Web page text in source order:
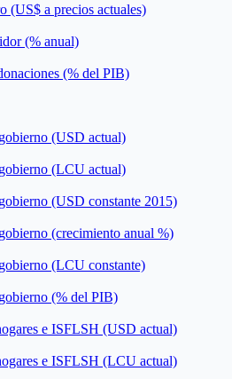
(US$ a precios actuales)
(% anual)
(% del PIB)
(USD actual)
(LCU actual)
(USD constante 2015)
(crecimiento anual %)
(LCU constante)
(% del PIB)
e ISFLSH (USD actual)
e ISFLSH (LCU actual)